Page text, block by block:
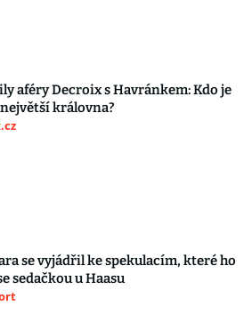
aféry Decroix s Havránkem: Kdo je
královna?
se vyjádřil ke spekulacím, které ho
sedačkou u Haasu